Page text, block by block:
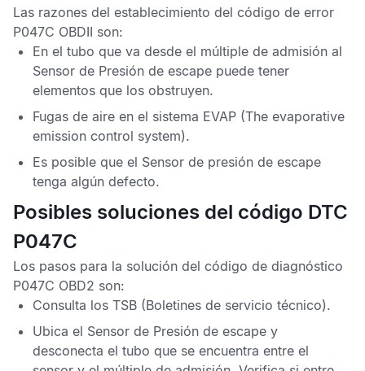
Las razones del establecimiento del código de error
P047C OBDII son:
En el tubo que va desde el múltiple de admisión al
Sensor de Presión de escape puede tener
elementos que los obstruyen.
Fugas de aire en el sistema EVAP (The evaporative
emission control system).
Es posible que el Sensor de presión de escape
tenga algún defecto.
Posibles soluciones del código DTC
P047C
Los pasos para la solución del código de diagnóstico
P047C OBD2 son:
Consulta los TSB (Boletines de servicio técnico).
Ubica el Sensor de Presión de escape y
desconecta el tubo que se encuentra entre el